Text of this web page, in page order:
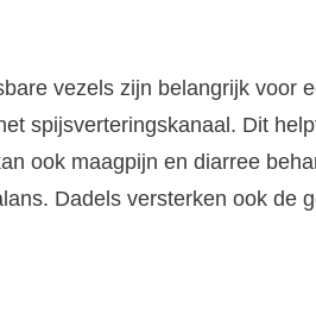
vezels zijn belangrijk voor
spijsverteringskanaal. Dit
ook maagpijn en diarree
Dadels versterken ook de